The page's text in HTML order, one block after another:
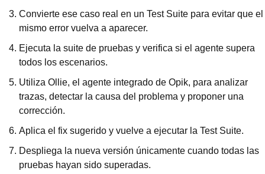
Convierte ese caso real en un Test Suite para evitar que el
mismo error vuelva a aparecer.
Ejecuta la suite de pruebas y verifica si el agente supera
todos los escenarios.
Utiliza Ollie, el agente integrado de Opik, para analizar
trazas, detectar la causa del problema y proponer una
corrección.
Aplica el fix sugerido y vuelve a ejecutar la Test Suite.
Despliega la nueva versión únicamente cuando todas las
pruebas hayan sido superadas.